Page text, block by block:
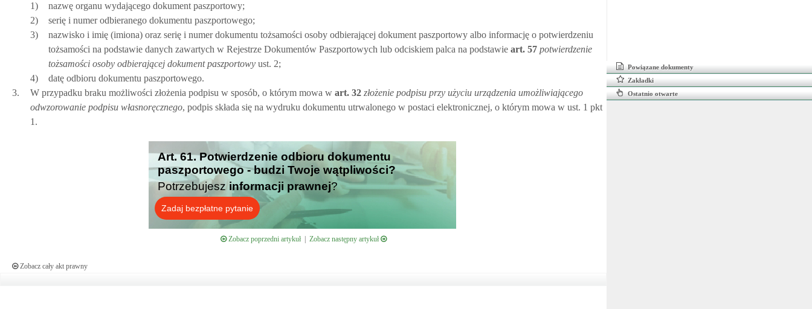
1)
nazwę organu wydającego dokument paszportowy;
2)
serię i numer odbieranego dokumentu paszportowego;
3)
nazwisko i imię (imiona) oraz serię i numer dokumentu tożsamości osoby odbierającej dokument paszportowy albo informację o potwierdzeniu
tożsamości na podstawie danych zawartych w Rejestrze Dokumentów Paszportowych lub odciskiem palca na podstawie art. 57 potwierdzenie
tożsamości osoby odbierającej dokument paszportowy ust. 2;
4)
datę odbioru dokumentu paszportowego.
3.
W przypadku braku możliwości złożenia podpisu w sposób, o którym mowa w art. 32 złożenie podpisu przy użyciu urządzenia umożliwiającego
odwzorowanie podpisu własnoręcznego, podpis składa się na wydruku dokumentu utrwalonego w postaci elektronicznej, o którym mowa w ust. 1 pkt
1.
Art. 61. Potwierdzenie odbioru dokumentu
paszportowego - budzi Twoje wątpliwości?
Potrzebujesz informacji prawnej?
Zadaj bezpłatne pytanie
Zobacz poprzedni artykuł| Zobacz następny artykuł
Zobacz cały akt prawny
Powiązane dokumenty
Zakładki
Ostatnio otwarte